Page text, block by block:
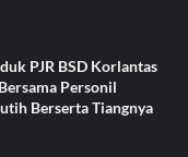
PJR BSD Korlantas
Personil
Berserta Tiangnya